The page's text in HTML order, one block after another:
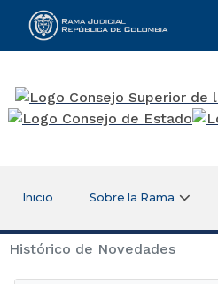
Rama Judicial
Inicio Sobre la Rama
Histórico de Novedades